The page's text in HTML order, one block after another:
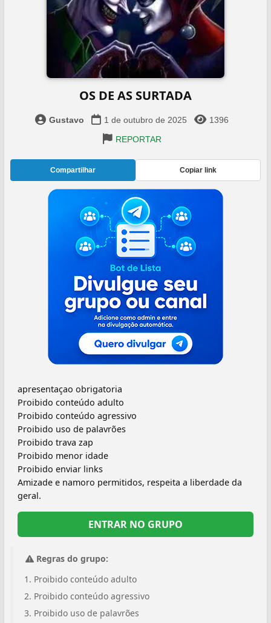
OS DE AS SURTADA
Gustavo 1 de outubro de 2025
1396
REPORTAR
Compartilhar Copiar link
apresentaçao obrigatoria
Proibido conteúdo adulto
Proibido conteúdo agressivo
Proibido uso de palavrões
Proibido trava zap
Proibido menor idade
Proibido enviar links
Amizade e namoro permitidos, respeita a liberdade da
geral.
ENTRAR NO GRUPO
Regras do grupo:
Proibido conteúdo adulto
Proibido conteúdo agressivo
Proibido uso de palavrões